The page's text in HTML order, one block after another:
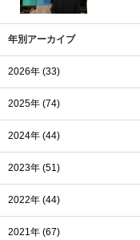
年別アーカイブ
2026年 (33)
2025年 (74)
2024年 (44)
2023年 (51)
2022年 (44)
2021年 (67)